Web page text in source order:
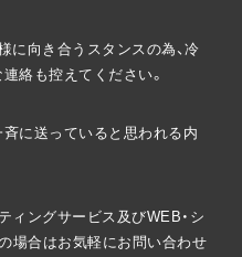
に向き合うスタンスの為、冷
絡も控えてください。
に送っていると思われる内
ィングサービス及びWEB・シ
場合はお気軽にお問い合わせ